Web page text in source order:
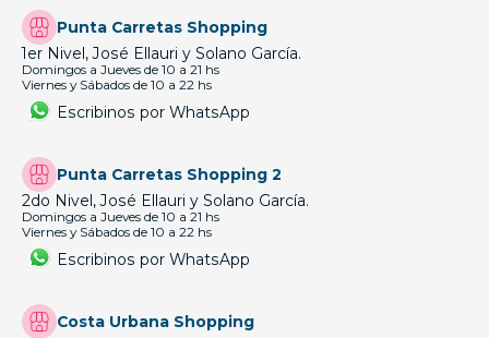
Punta Carretas Shopping
1er Nivel, José Ellauri y Solano García.
Domingos a Jueves de 10 a 21 hs
Viernes y Sábados de 10 a 22 hs
Escribinos por WhatsApp
Punta Carretas Shopping 2
2do Nivel, José Ellauri y Solano García.
Domingos a Jueves de 10 a 21 hs
Viernes y Sábados de 10 a 22 hs
Escribinos por WhatsApp
Costa Urbana Shopping